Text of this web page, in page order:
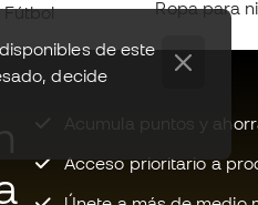
de este
decide
Fútbol
Ropa para
Acumula puntos y
Acceso prioritario a